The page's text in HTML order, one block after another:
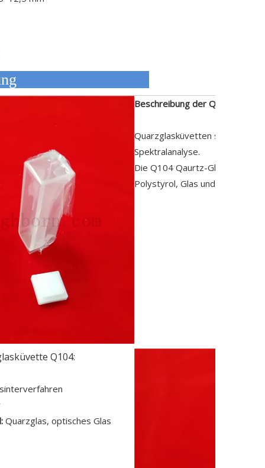
Beschreibung der
Quarzglasküvetten sind eine
Spektralanalyse.
Die Q104 Qaurtz-Glasküvette
Polystyrol, Glas und
Q104:
Quarzglas, optisches Glas